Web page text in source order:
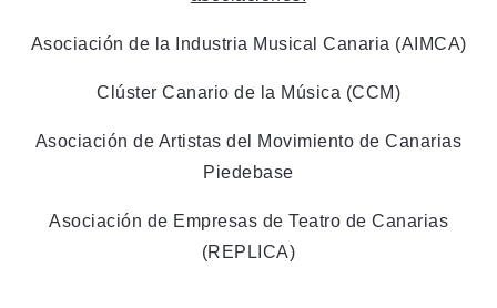
Asociación de la Industria Musical Canaria (AIMCA)
Clúster Canario de la Música (CCM)
Asociación de Artistas del Movimiento de Canarias
Piedebase
Asociación de Empresas de Teatro de Canarias
(REPLICA)